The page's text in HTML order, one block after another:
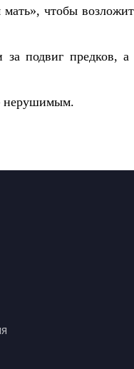
чтобы
подвиг предков, а
нерушимым.